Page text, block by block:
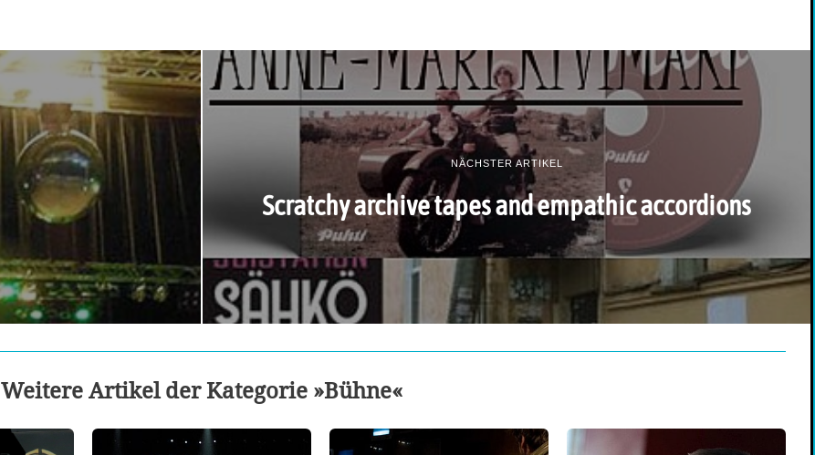
NÄCHSTER ARTIKEL
Scratchy archive tapes and empathic accordions
Weitere Artikel der Kategorie »Bühne«